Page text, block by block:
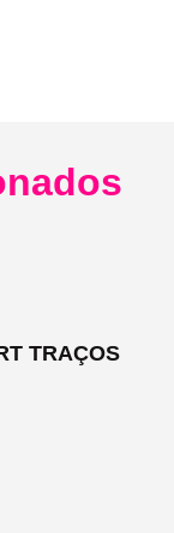
TRAÇOS